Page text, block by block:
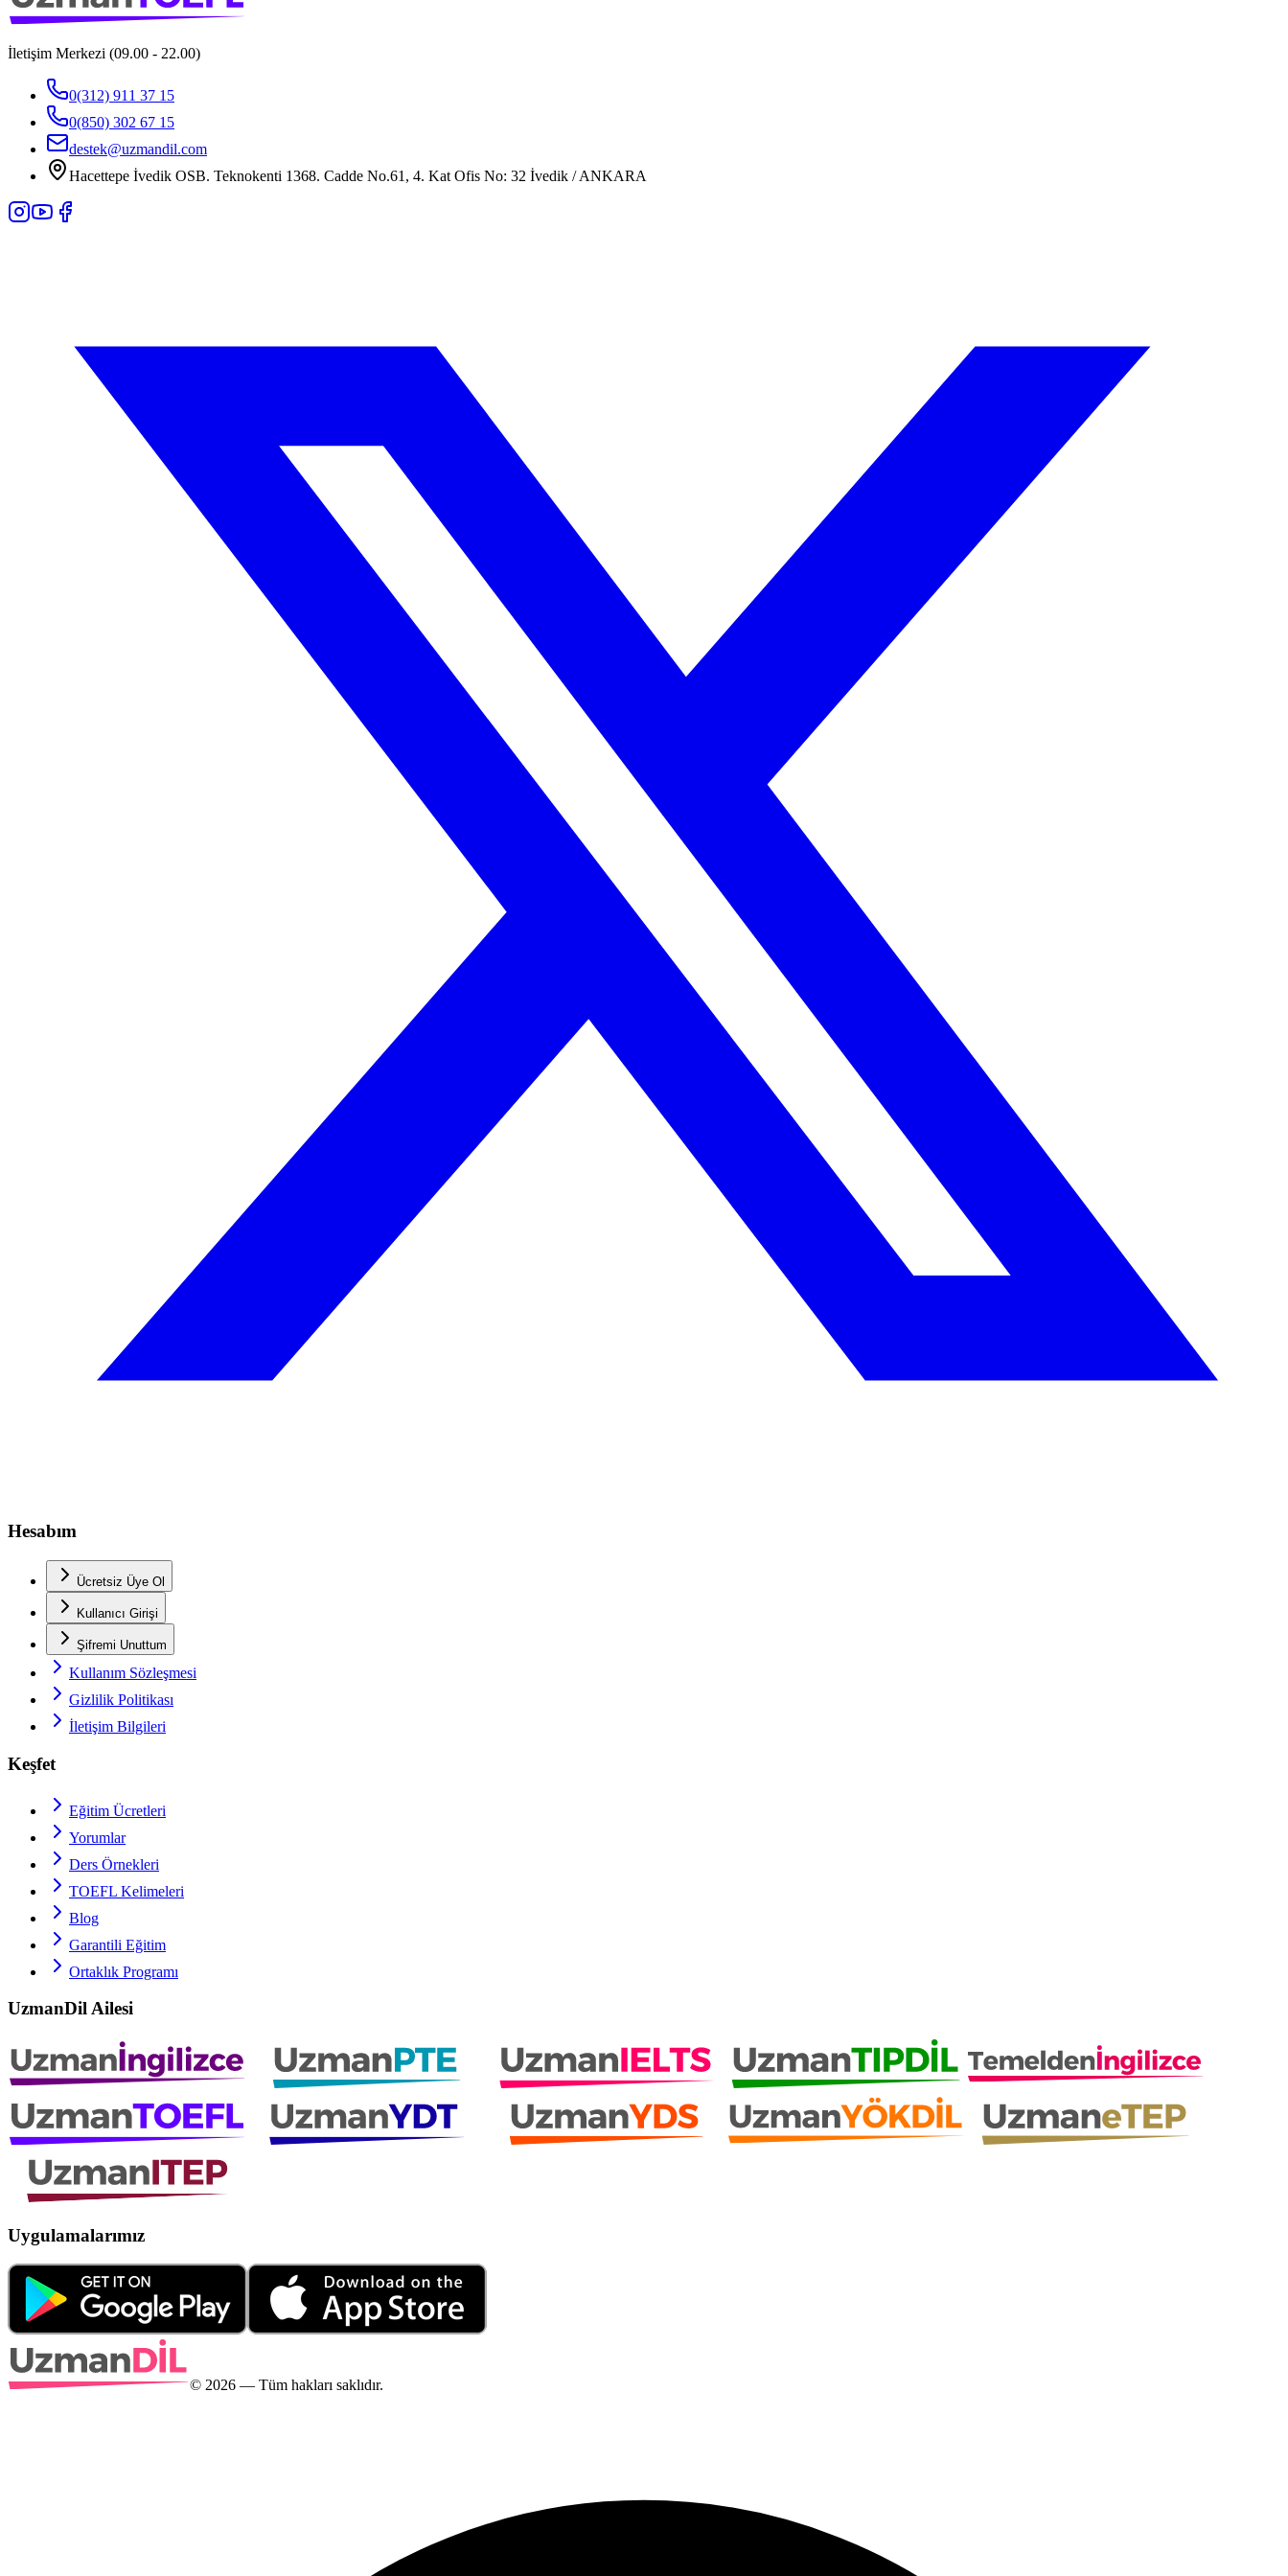
İletişim Merkezi (09.00 - 22.00)
0(312) 911 37 15
0(850) 302 67 15
destek@uzmandil.com
Hacettepe İvedik OSB. Teknokenti 1368. Cadde No.61, 4. Kat Ofis No: 32 İvedik / ANKARA
Hesabım
Ücretsiz Üye Ol
Kullanıcı Girişi
Şifremi Unuttum
Kullanım Sözleşmesi
Gizlilik Politikası
İletişim Bilgileri
Keşfet
Eğitim Ücretleri
Yorumlar
Ders Örnekleri
TOEFL Kelimeleri
Blog
Garantili Eğitim
Ortaklık Programı
UzmanDil Ailesi
Uygulamalarımız
© 2026 — Tüm hakları saklıdır.